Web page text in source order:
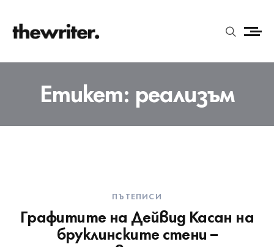
Етикет: реализъм
ПЪТЕПИСИ
Графитите на Дейвид Касан на
бруклинските стени –